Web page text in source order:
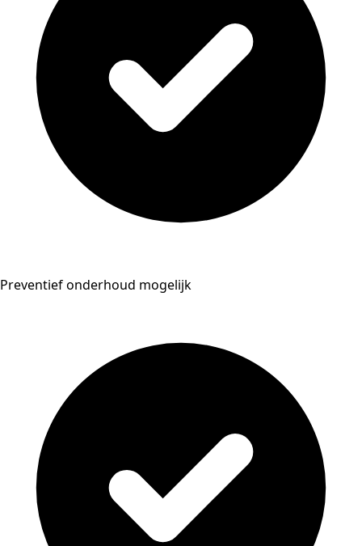
Preventief onderhoud mogelijk